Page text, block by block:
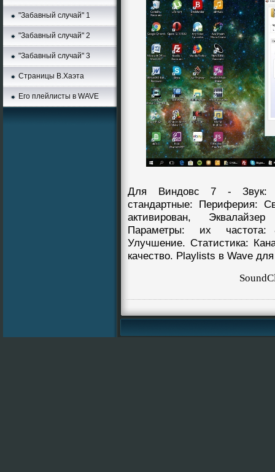
"Забавный случай" 1
"Забавный случай" 2
"Забавный случай" 3
Страницы В.Хаэта
Его плейлисты в WAVE
Для Виндовс 7 - Звук:
стандартныe: Периферия:
активирован,
Параметры: их частота:
Улучшение. Cтатистика:
качество. Playlists в Wave